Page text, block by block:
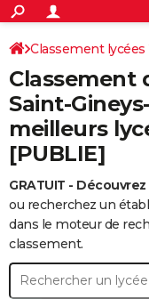
ACTUALITÉS
Politique
Société
Faits Divers
Education
Monde
Villes
+
SPORT
Coupe du monde 2026
Football
Tennis
Cyclisme
Rugby
Forum
CULTURE
Programme TV
TNT
Streaming
Cinéma
Sorties cinéma
Musique
+
FINANCE
Retraite
Impôts
Epargne
Immobilier
Risques naturels par ville
Banque
Assurance
Crédit
AUTO
Réserver un essai
Citadines
Berlines
Forum auto
HIGH-TECH
BRICOLAGE
Aménagement intérieur
Cuisine
Jardinage
+ WEEK-END
Classement lycées
Classement
Saint-
meilleurs
[PUBLIE]
GRATUIT -
ou recherchez un
dans le moteur de
classement.